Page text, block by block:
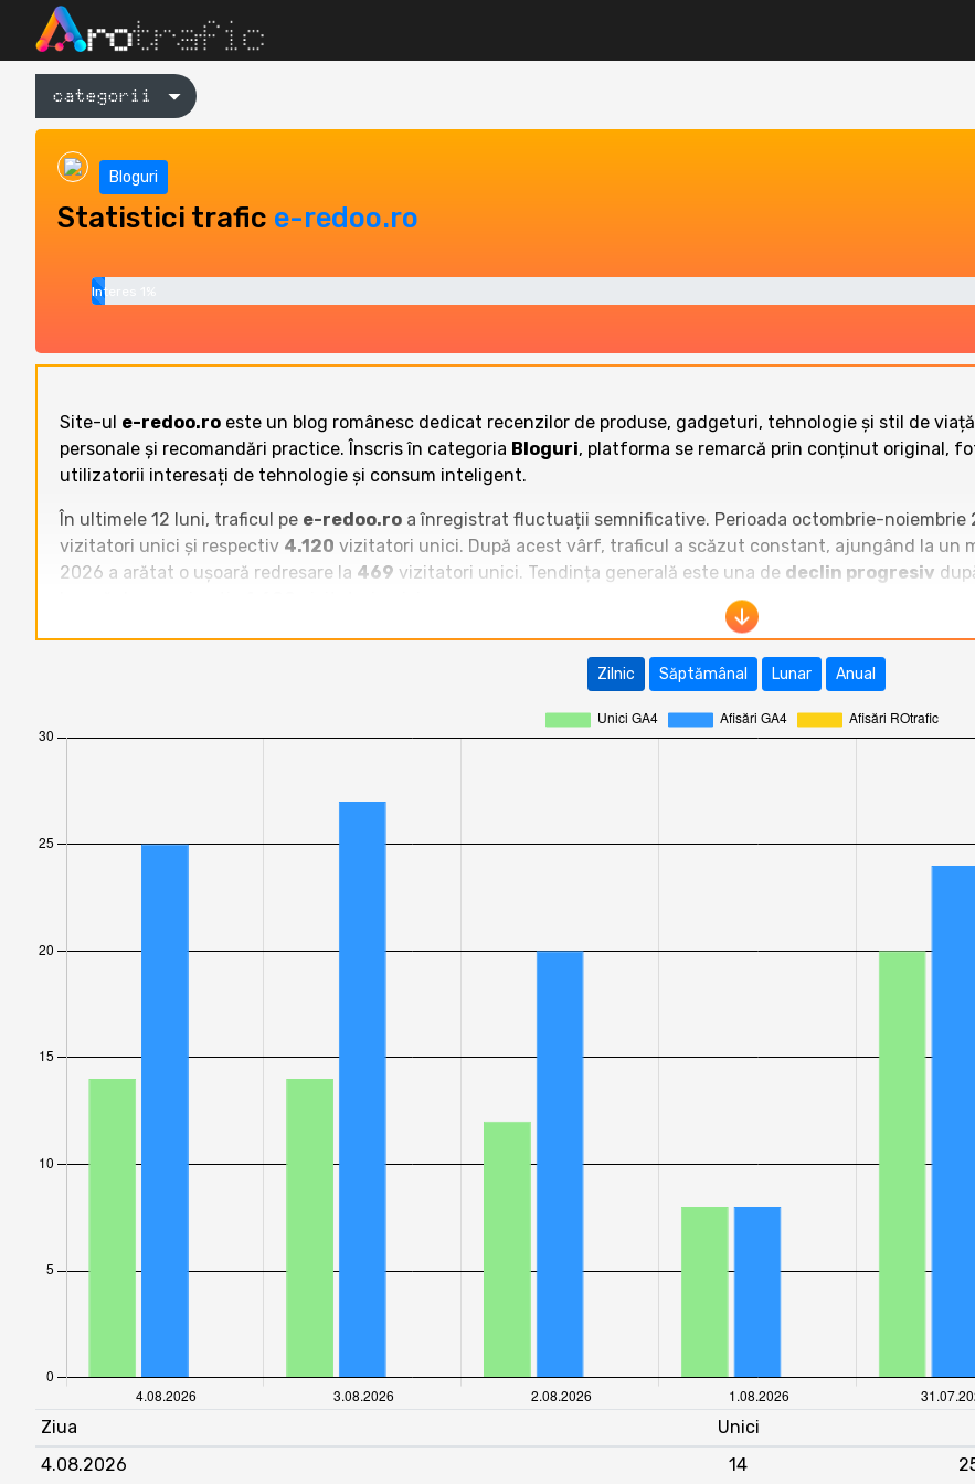
categorii
Bloguri
Statistici trafic e-redoo.ro
Interes 1%
Site-ul e-redoo.ro este un blog românesc dedicat recenzilor de produse, gadgeturi, tehnologie și stil de
personale și recomandări practice. Înscris în categoria Bloguri, platforma se remarcă prin conținut original,
utilizatorii interesați de tehnologie și consum inteligent.
În ultimele 12 luni, traficul pe e-redoo.ro a înregistrat fluctuații semnificative. Perioada octombrie-
vizitatori unici și respectiv 4.120 vizitatori unici. După acest vârf, traficul a scăzut constant, ajungând la un
2026 a arătat o ușoară redresare la 469 vizitatori unici. Tendința generală este una de declin progresiv
Raportat la celelalte site-uri din categoriaBloguri,e-redoo.rose situează în zona inferioară a
înregistrează zeci de mii de vizitatori unici lunar, fiind clar
depășesc constante-redoo.roatât la
față de competiție, mai ales după noiembrie 2025, când
Zilnic Săptămânal Lunar Anual
Ziua Unici
4.08.2026
14